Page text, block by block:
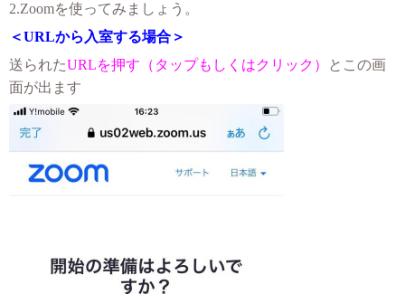
2.Zoomを使ってみましょう。
＜URLから入室する場合＞
送られたURLを押す（タップもしくはクリック）
とこの画
面が出ます